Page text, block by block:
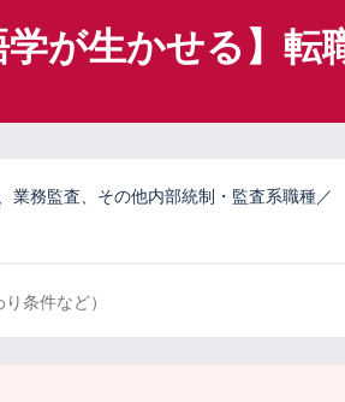
が生かせる】転
業務監査、その他内部統制・監査系職種／
条件など）